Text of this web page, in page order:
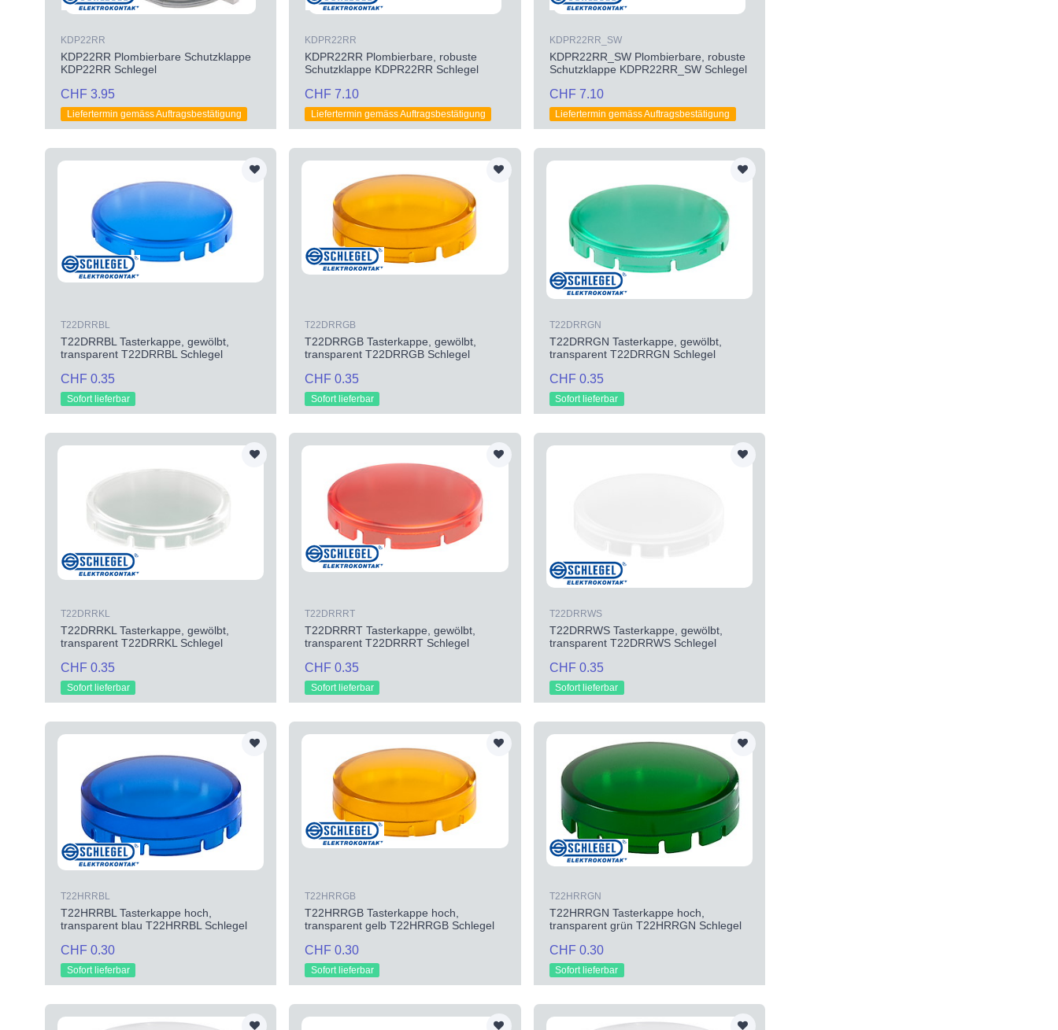
KDP22RR
KDP22RR Plombierbare Schutzklappe
KDP22RR Schlegel
CHF 3.95
Liefertermin gemäss Auftragsbestätigung
KDPR22RR
KDPR22RR Plombierbare, robuste
Schutzklappe KDPR22RR Schlegel
CHF 7.10
Liefertermin gemäss Auftragsbestätigung
KDPR22RR_SW
KDPR22RR_SW Plombierbare, robuste
Schutzklappe KDPR22RR_SW Schlegel
CHF 7.10
Liefertermin gemäss Auftragsbestätigung
T22DRRBL
T22DRRBL Tasterkappe, gewölbt,
transparent T22DRRBL Schlegel
CHF 0.35
Sofort lieferbar
T22DRRGB
T22DRRGB Tasterkappe, gewölbt,
transparent T22DRRGB Schlegel
CHF 0.35
Sofort lieferbar
T22DRRGN
T22DRRGN Tasterkappe, gewölbt,
transparent T22DRRGN Schlegel
CHF 0.35
Sofort lieferbar
T22DRRKL
T22DRRKL Tasterkappe, gewölbt,
transparent T22DRRKL Schlegel
CHF 0.35
Sofort lieferbar
T22DRRRT
T22DRRRT Tasterkappe, gewölbt,
transparent T22DRRRT Schlegel
CHF 0.35
Sofort lieferbar
T22DRRWS
T22DRRWS Tasterkappe, gewölbt,
transparent T22DRRWS Schlegel
CHF 0.35
Sofort lieferbar
T22HRRBL
T22HRRBL Tasterkappe hoch,
transparent blau T22HRRBL Schlegel
CHF 0.30
Sofort lieferbar
T22HRRGB
T22HRRGB Tasterkappe hoch,
transparent gelb T22HRRGB Schlegel
CHF 0.30
Sofort lieferbar
T22HRRGN
T22HRRGN Tasterkappe hoch,
transparent grün T22HRRGN Schlegel
CHF 0.30
Sofort lieferbar